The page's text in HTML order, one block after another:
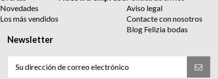
Novedades
Los más vendidos
Aviso legal
Contacte con nosotros
Blog Felizia bodas
Newsletter